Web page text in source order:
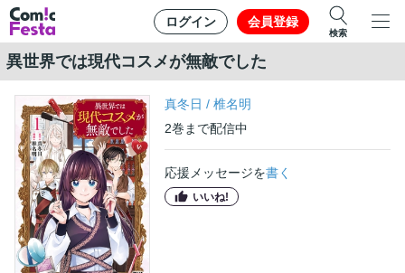
ログイン 会員登録
検索
異世界では現代コスメが無敵でした
真冬日 /椎名明
2巻 まで配信中
応援メッセージを書く
いいね!